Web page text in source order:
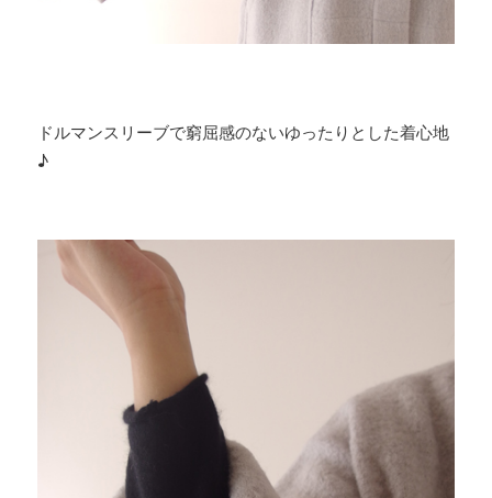
ドルマンスリーブで窮屈感のないゆったりとした着心地
♪